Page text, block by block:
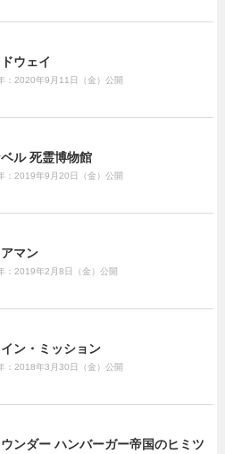
ウェイ
：2020年9月11日（金）公開
ル 死霊博物館
：2019年9月20日（金）公開
マン
：2019年2月8日（金）公開
イン・ミッション
：2018年3月30日（金）公開
ンダー ハンバーガー帝国のヒミツ